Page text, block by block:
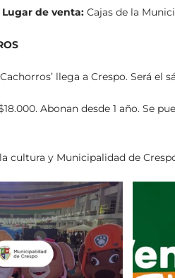
Lugar de venta: Cajas de la
llega a Crespo. Será el
Abonan desde 1 año. Se
cultura y Municipalidad de